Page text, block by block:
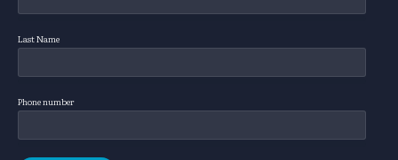
Last Name
Phone number